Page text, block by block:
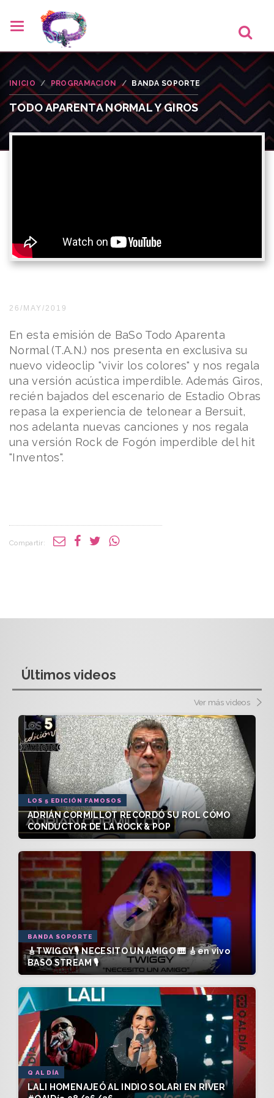
INICIO PROGRAMACION BANDA SOPORTE
TODO APARENTA NORMAL Y GIROS
26/MAY/2019
En esta emisión de BaSo Todo Aparenta
Normal (T.A.N.) nos presenta en exclusiva su
nuevo videoclip "vivir los colores" y nos regala
una versión acústica imperdible. Además Giros,
recién bajados del escenario de Estadio Obras
repasa la experiencia de telonear a Bersuit,
nos adelanta nuevas canciones y nos regala
una versión Rock de Fogón imperdible del hit
"Inventos".
Compartir:
Últimos videos
Ver más videos
LOS 5 EDICIÓN FAMOSOS
ADRIÁN CORMILLOT RECORDÓ SU ROL CÓMO
CONDUCTOR DE LA ROCK & POP
BANDA SOPORTE
🎸TWIGGY🎙️ NECESITO UN AMIGO 🎹 🎸en vivo
BASO STREAM 🎙️
Q AL DÍA
LALI HOMENAJEÓ AL INDIO SOLARI EN RIVER